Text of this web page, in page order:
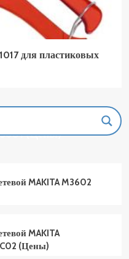
для пластиковых
(Цены)
MAKITA M3602
MAKITA
(Цены)